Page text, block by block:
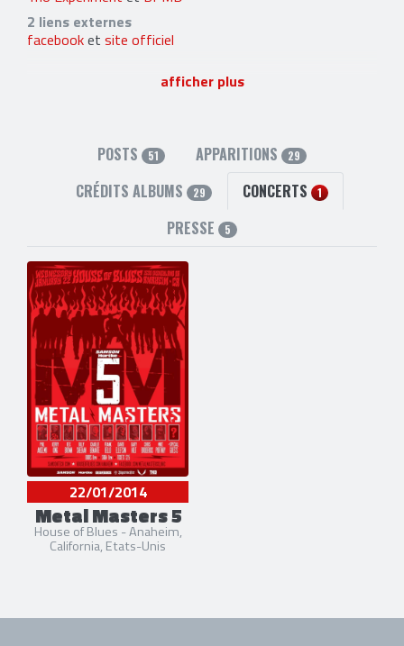
2 liens externes
facebooket site officiel
afficher plus
POSTS 51 APPARITIONS 29
CRÉDITS ALBUMS 29 CONCERTS 1
PRESSE 5
22/01/2014
Metal Masters 5
House of Blues - Anaheim,
California, Etats-Unis